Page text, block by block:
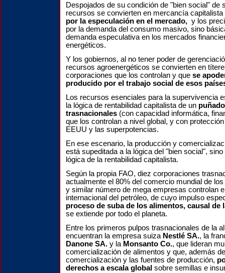
Despojados de su condición de "bien social" de
recursos se convierten en mercancía capitalista
por la especulación en el mercado, y los
por la demanda del consumo masivo, sino
demanda especulativa en los mercados
energéticos.
Y los gobiernos, al no tener poder de
recursos agroenergéticos se convierten en
corporaciones que los controlan y que se
producido por el trabajo social de esos
Los recursos esenciales para la supervivencia
la lógica de rentabilidad capitalista de un
trasnacionales (con capacidad informática,
que los controlan a nivel global, y con
EEUU y las superpotencias.
En ese escenario, la producción y
está supeditada a la lógica del "bien social",
lógica de la rentabilidad capitalista.
Según la propia FAO, diez corporaciones
actualmente el 80% del comercio mundial de
y similar número de mega empresas controlan
internacional del petróleo, de cuyo impulso
proceso de suba de los alimentos, causal de
se extiende por todo el planeta.
Entre los primeros pulpos trasnacionales de la
encuentran la empresa suiza Nestlé SA., la
Danone SA. y la Monsanto Co., que lideran
comercialización de alimentos y que, además
comercialización y las fuentes de producción,
derechos a escala global sobre semillas e